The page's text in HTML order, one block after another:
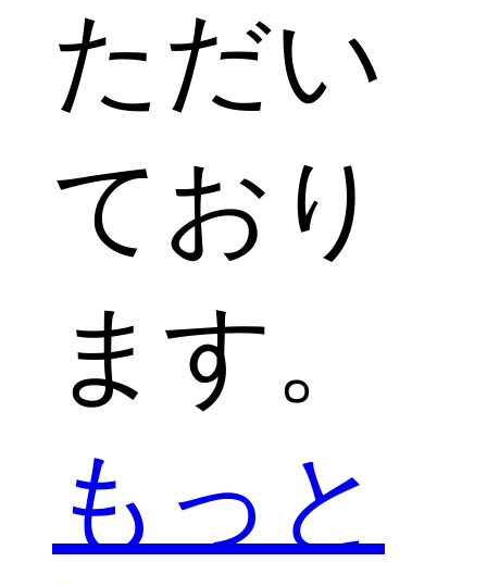
ただい
ており
ます。
もっと